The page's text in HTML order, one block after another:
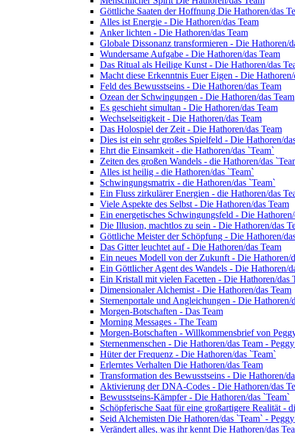
Göttliche Saaten der Hoffnung Die Hathoren/das
Alles ist Energie - Die Hathoren/das Team
Anker lichten - Die Hathoren/das Team
Globale Dissonanz transformieren - Die Hathoren/
Wundersame Aufgabe - Die Hathoren/das Team
Das Ritual als Heilige Kunst - Die Hathoren/das
Macht diese Erkenntnis Euer Eigen - Die Hathoren/
Feld des Bewusstseins - Die Hathoren/das Team
Ozean der Schwingungen - Die Hathoren/das Team
Es geschieht simultan - Die Hathoren/das Team
Wechselseitigkeit - Die Hathoren/das Team
Das Holospiel der Zeit - Die Hathoren/das Team
Dies ist ein sehr großes Spielfeld - Die Hathoren/
Ehrt die Einsamkeit - die Hathoren/das `Team`
Zeiten des großen Wandels - die Hathoren/das
Alles ist heilig - die Hathoren/das `Team`
Schwingungsmatrix - die Hathoren/das `Team`
Ein Fluss zirkulärer Energien - die Hathoren/das
Viele Aspekte des Selbst - Die Hathoren/das Team
Ein energetisches Schwingungsfeld - Die Hathoren/
Die Illusion, machtlos zu sein - Die Hathoren/das
Göttliche Meister der Schöpfung - Die Hathoren/
Das Gitter leuchtet auf - Die Hathoren/das Team
Ein neues Modell von der Zukunft - Die Hathoren/
Ein Göttlicher Agent des Wandels - Die Hathoren/
Ein Kristall mit vielen Facetten - Die Hathoren/das
Dimensionaler Alchemist - Die Hathoren/das Team
Sternenportale und Angleichungen - Die Hathoren/
Morgen-Botschaften - Das Team
Morning Messages - The Team
Morgen-Botschaften - Willkommensbrief von
Sternenmenschen - Die Hathoren/das Team -
Hüter der Frequenz - Die Hathoren/das `Team`
Erlerntes Verhalten Die Hathoren/das Team
Transformation des Bewusstseins - Die Hathoren/
Aktivierung der DNA-Codes - Die Hathoren/das
Bewusstseins-Kämpfer - Die Hathoren/das `Team`
Schöpferische Saat für eine großartigere Realität -
Seid Alchemisten Die Hathoren/das `Team` -
Verändert alles, was ihr kennt Die Hathoren/das